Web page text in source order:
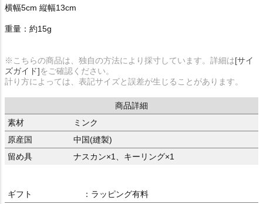
横幅5cm 縦幅13cm
重量：約15g
※こちらの商品は、独自の方法により採寸しています。詳細は[サイ
ズガイド]をご確認ください。
計り方によっては、表記サイズと誤差が生じることがあります。
商品詳細
素材
ミンク
原産国
中国(縫製)
留め具
ナスカン×1、キーリング×1
ギフト
：ラッピング有料